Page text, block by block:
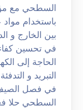
السطحي مع
باستخدام مواد
بين الخارج و
في تحسين
الحاجة إلى
التبريد و
في فصل الصيف
السطحي حلا